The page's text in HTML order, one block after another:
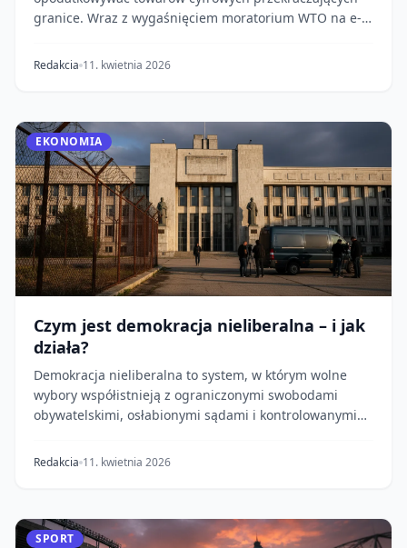
granice. Wraz z wygaśnięciem moratorium WTO na e-
Redakcia 11. kwietnia 2026
EKONOMIA
Czym jest demokracja nieliberalna – i jak
działa?
Demokracja nieliberalna to system, w którym wolne
wybory współistnieją z ograniczonymi swobodami
obywatelskimi, osłabionymi sądami i kontrolowanymi
Redakcia 11. kwietnia 2026
SPORT